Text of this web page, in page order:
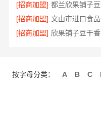
[招商加盟] 都兰欣果铺子
[招商加盟] 文山市进口食
[招商加盟] 欣果铺子豆干
按字母分类： A B C